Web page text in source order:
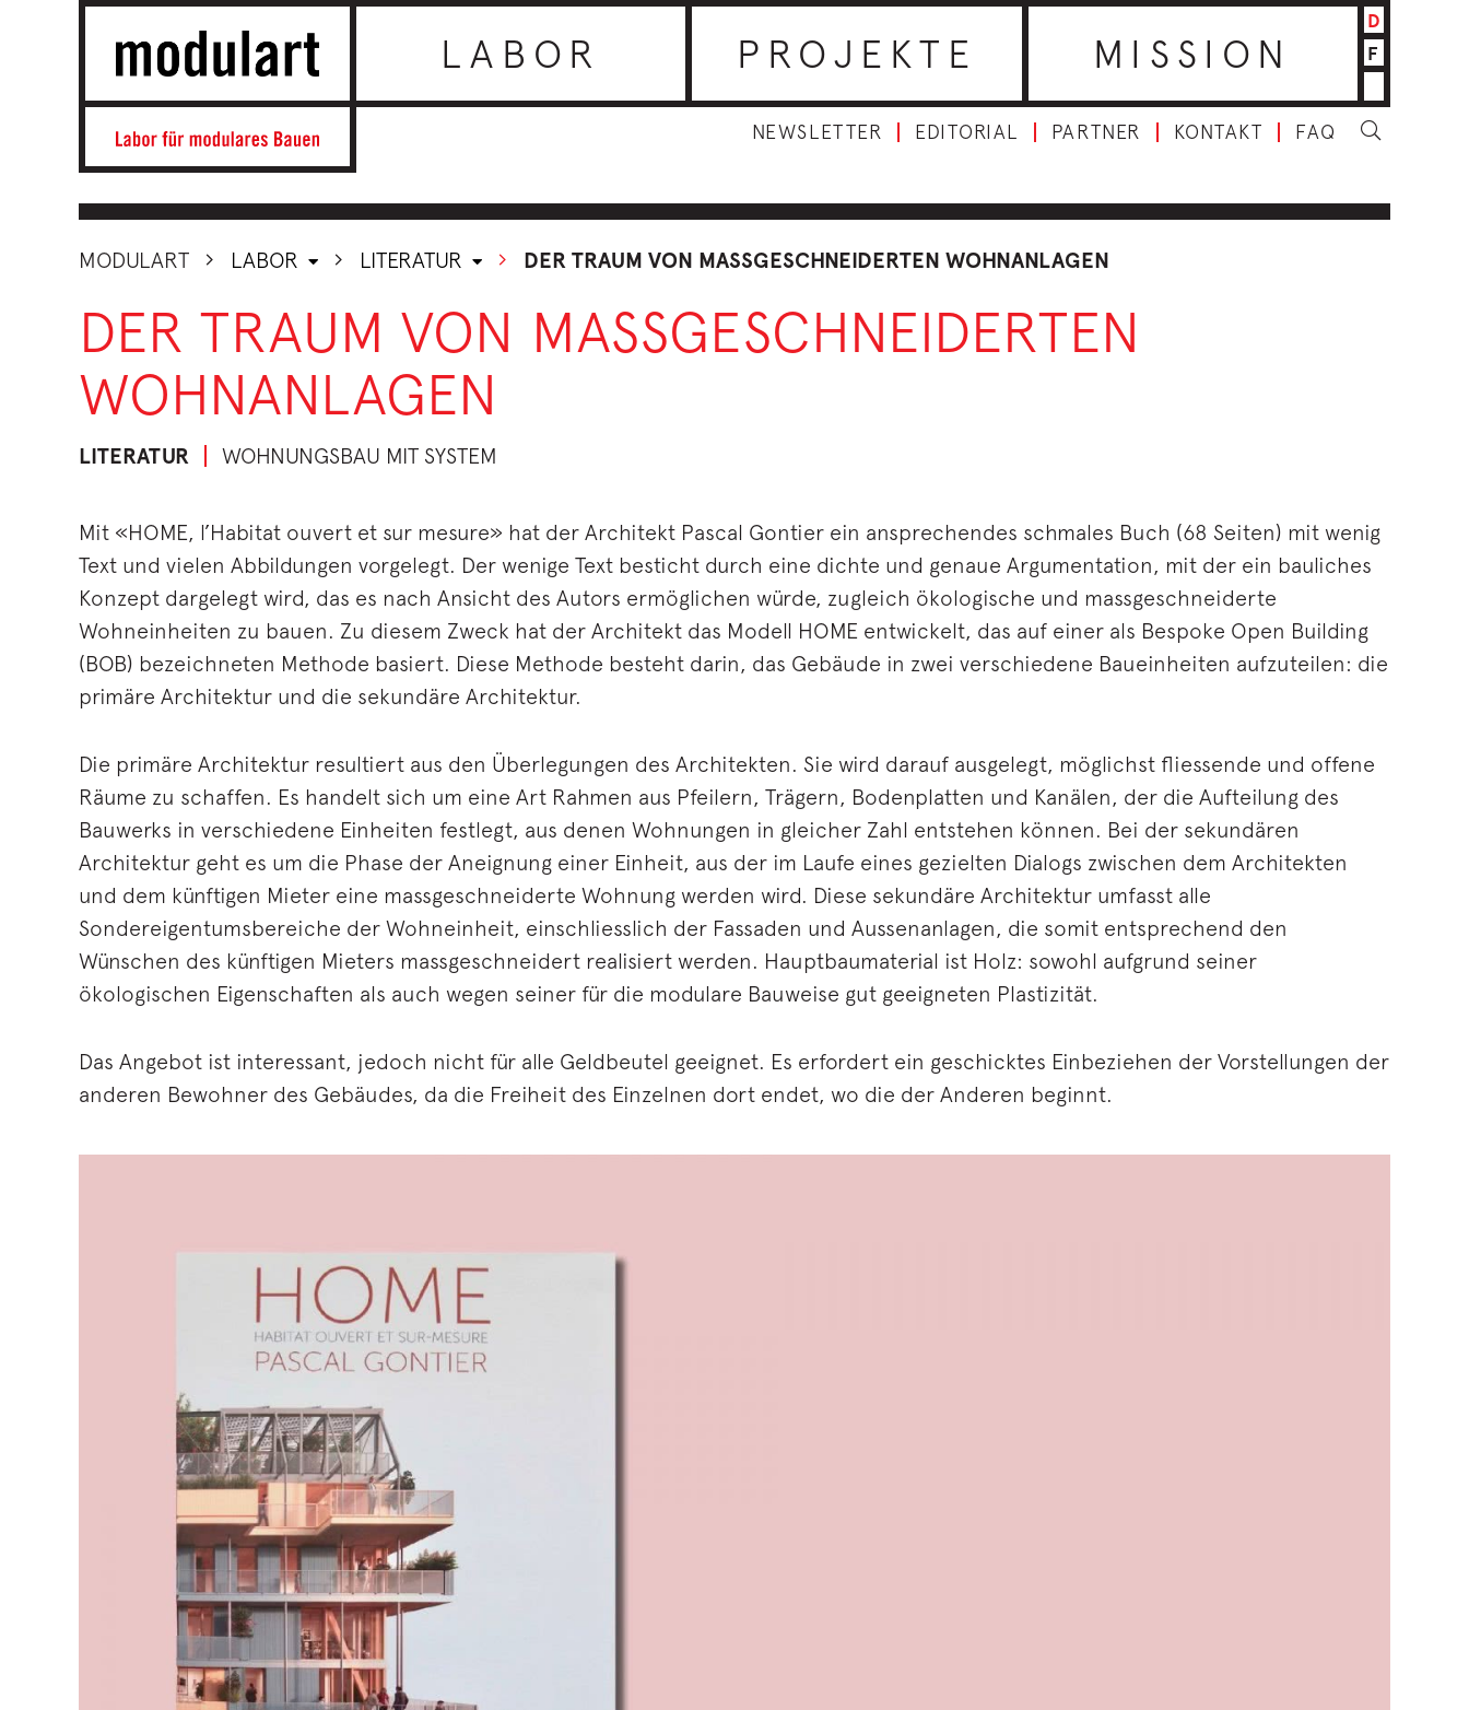
LABOR PROJEKTE MISSION
D
F
NEWSLETTER EDITORIAL PARTNER KONTAKT FAQ
MODULART LABOR LITERATUR DER TRAUM VON MASSGESCHNEIDERTEN WOHNANLAGEN
DER TRAUM VON MASSGESCHNEIDERTEN
WOHNANLAGEN
LITERATUR WOHNUNGSBAU MIT SYSTEM
Mit «HOME, l’Habitat ouvert et sur mesure» hat der Architekt Pascal Gontier ein ansprechendes schmales Buch (68 Seiten) mit wenig
Text und vielen Abbildungen vorgelegt. Der wenige Text besticht durch eine dichte und genaue Argumentation, mit der ein bauliches
Konzept dargelegt wird, das es nach Ansicht des Autors ermöglichen würde, zugleich ökologische und massgeschneiderte
Wohneinheiten zu bauen. Zu diesem Zweck hat der Architekt das Modell HOME entwickelt, das auf einer als Bespoke Open Building
(BOB) bezeichneten Methode basiert. Diese Methode besteht darin, das Gebäude in zwei verschiedene Baueinheiten aufzuteilen: die
primäre Architektur und die sekundäre Architektur.
Die primäre Architektur resultiert aus den Überlegungen des Architekten. Sie wird darauf ausgelegt, möglichst fliessende und offene
Räume zu schaffen. Es handelt sich um eine Art Rahmen aus Pfeilern, Trägern, Bodenplatten und Kanälen, der die Aufteilung des
Bauwerks in verschiedene Einheiten festlegt, aus denen Wohnungen in gleicher Zahl entstehen können. Bei der sekundären
Architektur geht es um die Phase der Aneignung einer Einheit, aus der im Laufe eines gezielten Dialogs zwischen dem Architekten
und dem künftigen Mieter eine massgeschneiderte Wohnung werden wird. Diese sekundäre Architektur umfasst alle
Sondereigentumsbereiche der Wohneinheit, einschliesslich der Fassaden und Aussenanlagen, die somit entsprechend den
Wünschen des künftigen Mieters massgeschneidert realisiert werden. Hauptbaumaterial ist Holz: sowohl aufgrund seiner
ökologischen Eigenschaften als auch wegen seiner für die modulare Bauweise gut geeigneten Plastizität.
Das Angebot ist interessant, jedoch nicht für alle Geldbeutel geeignet. Es erfordert ein geschicktes Einbeziehen der Vorstellungen der
anderen Bewohner des Gebäudes, da die Freiheit des Einzelnen dort endet, wo die der Anderen beginnt.